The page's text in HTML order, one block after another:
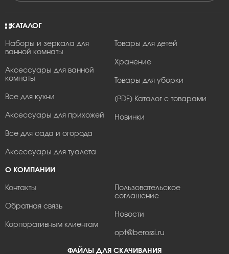
КАТАЛОГ
Наборы и зеркала для
ванной комнаты
Аксессуары для ванной
комнаты
Все для кухни
Аксессуары для прихожей
Все для сада и огорода
Аксессуары для туалета
Товары для детей
Хранение
Товары для уборки
(PDF) Каталог с товарами
Новинки
О КОМПАНИИ
Контакты
Обратная связь
Корпоративным клиентам
Пользовательское
соглашение
Новости
opt@berossi.ru
ФАЙЛЫ ДЛЯ СКАЧИВАНИЯ